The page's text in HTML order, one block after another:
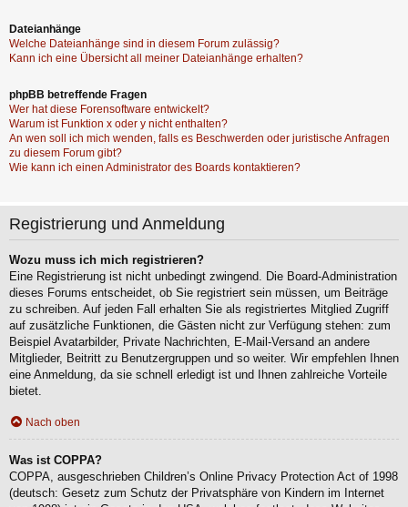
Dateianhänge
Welche Dateianhänge sind in diesem Forum zulässig?
Kann ich eine Übersicht all meiner Dateianhänge erhalten?
phpBB betreffende Fragen
Wer hat diese Forensoftware entwickelt?
Warum ist Funktion x oder y nicht enthalten?
An wen soll ich mich wenden, falls es Beschwerden oder juristische Anfragen
zu diesem Forum gibt?
Wie kann ich einen Administrator des Boards kontaktieren?
Registrierung und Anmeldung
Wozu muss ich mich registrieren?
Eine Registrierung ist nicht unbedingt zwingend. Die Board-Administration
dieses Forums entscheidet, ob Sie registriert sein müssen, um Beiträge
zu schreiben. Auf jeden Fall erhalten Sie als registriertes Mitglied Zugriff
auf zusätzliche Funktionen, die Gästen nicht zur Verfügung stehen: zum
Beispiel Avatarbilder, Private Nachrichten, E-Mail-Versand an andere
Mitglieder, Beitritt zu Benutzergruppen und so weiter. Wir empfehlen Ihnen
eine Anmeldung, da sie schnell erledigt ist und Ihnen zahlreiche Vorteile
bietet.
Nach oben
Was ist COPPA?
COPPA, ausgeschrieben Children’s Online Privacy Protection Act of 1998
(deutsch: Gesetz zum Schutz der Privatsphäre von Kindern im Internet